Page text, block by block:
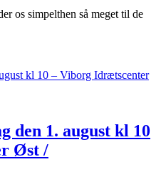
os simpelthen så meget til de
den 1. august kl 10
Øst /